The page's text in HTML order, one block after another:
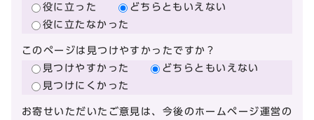
役に立った
どちらともいえない
役に立たなかった
このページは見つけやすかったですか？
見つけやすかった
どちらともいえない
見つけにくかった
お寄せいただいたご意見は、今後のホームページ運営の